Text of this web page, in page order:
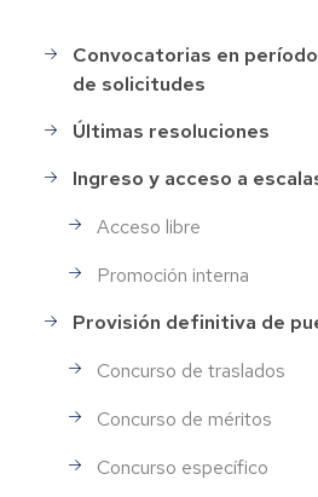
Selección
de
Personal
Convocatorias en
de solicitudes
Últimas resoluciones
Ingreso y acceso a
Acceso libre
Promoción interna
Provisión definitiva de
Concurso de traslados
Concurso de méritos
Concurso específico